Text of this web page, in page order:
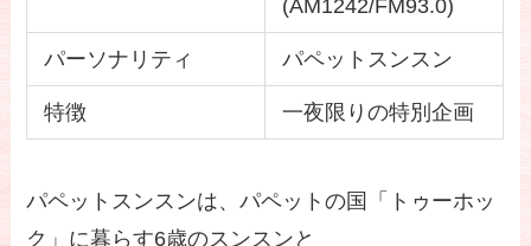
(AM1242/FM93.0)
パーソナリティ パペットスンスン
特徴 一夜限りの特別企画
パペットスンスンは、パペットの国「トゥーホッ
ク」に暮らす6歳のスンスンと